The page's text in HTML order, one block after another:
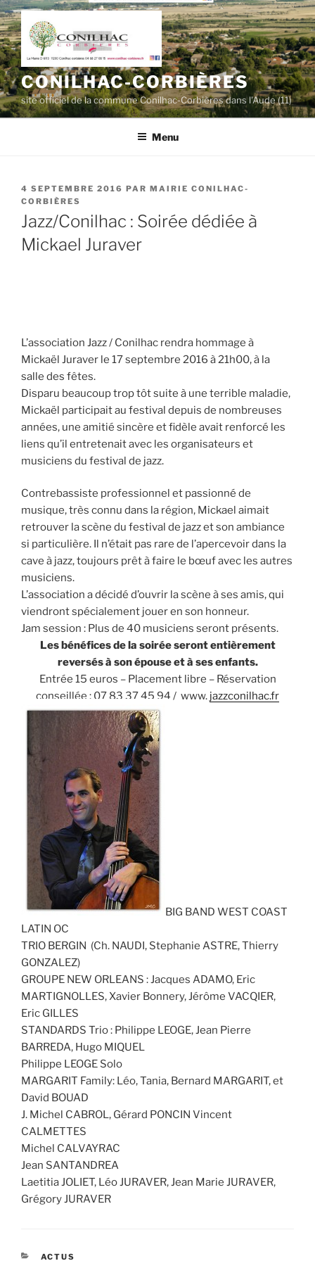
Aller
au
contenu
principal
CONILHAC-CORBIÈRES
site officiel de la commune Conilhac-Corbières dans l'Aude (11)
Menu
PUBLIÉ
LE
4 SEPTEMBRE 2016 PAR MAIRIE CONILHAC-
CORBIÈRES
Jazz/Conilhac : Soirée dédiée à
Mickael Juraver
L’association Jazz / Conilhac rendra hommage à
Mickaël Juraver le 17 septembre 2016 à 21h00, à la
salle des fêtes.
Disparu beaucoup trop tôt suite à une terrible maladie,
Mickaël participait au festival depuis de nombreuses
années, une amitié sincère et fidèle avait renforcé les
liens qu’il entretenait avec les organisateurs et
musiciens du festival de jazz.
Contrebassiste professionnel et passionné de
musique, très connu dans la région, Mickael aimait
retrouver la scène du festival de jazz et son ambiance
si particulière. Il n’était pas rare de l’apercevoir dans la
cave à jazz, toujours prêt à faire le bœuf avec les autres
musiciens.
L’association a décidé d’ouvrir la scène à ses amis, qui
viendront spécialement jouer en son honneur.
Jam session : Plus de 40 musiciens seront présents.
Les bénéfices de la soirée seront entièrement
reversés à son épouse et à ses enfants.
Entrée 15 euros – Placement libre – Réservation
conseillée : 07 83 37 45 94 / www. jazzconilhac.fr
BIG BAND WEST COAST
LATIN OC
TRIO BERGIN (Ch. NAUDI, Stephanie ASTRE, Thierry
GONZALEZ)
GROUPE NEW ORLEANS : Jacques ADAMO, Eric
MARTIGNOLLES, Xavier Bonnery, Jérôme VACQIER,
Eric GILLES
STANDARDS Trio : Philippe LEOGE, Jean Pierre
BARREDA, Hugo MIQUEL
Philippe LEOGE Solo
MARGARIT Family: Léo, Tania, Bernard MARGARIT, et
David BOUAD
J. Michel CABROL, Gérard PONCIN Vincent
CALMETTES
Michel CALVAYRAC
Jean SANTANDREA
Laetitia JOLIET, Léo JURAVER, Jean Marie JURAVER,
Grégory JURAVER
CATÉGORIES
ACTUS